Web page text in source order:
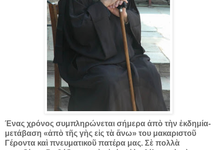
Ένας χρόνος συμπληρώνεται σήμερα ἀπὸ τὴν ἐκδημία-
μετάβαση «ἀπὸ τῆς γὴς εἰς τὰ ἄνω» του μακαριστοῦ
Γέροντα καὶ πνευματικοῦ πατέρα μας. Σὲ πολλὰ